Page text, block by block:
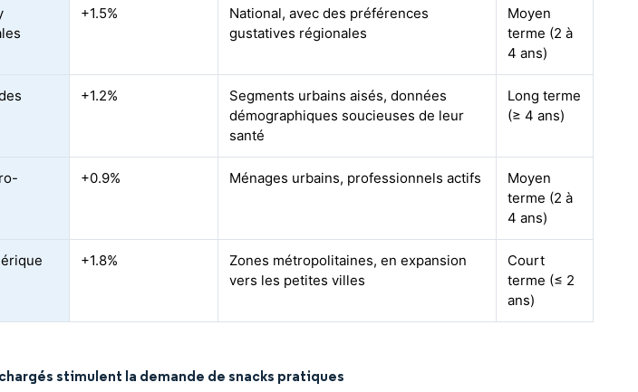
+1.5%
National, avec des préférences
gustatives régionales
Moyen
terme (2 à
4 ans)
+1.2%
Segments urbains aisés, données
démographiques soucieuses de leur
santé
Long terme
(≥ 4 ans)
+0.9% Ménages urbains, professionnels actifs
Moyen
terme (2 à
4 ans)
+1.8%
Zones métropolitaines, en expansion
vers les petites villes
Court
terme (≤ 2
ans)
stimulent la demande de snacks pratiques